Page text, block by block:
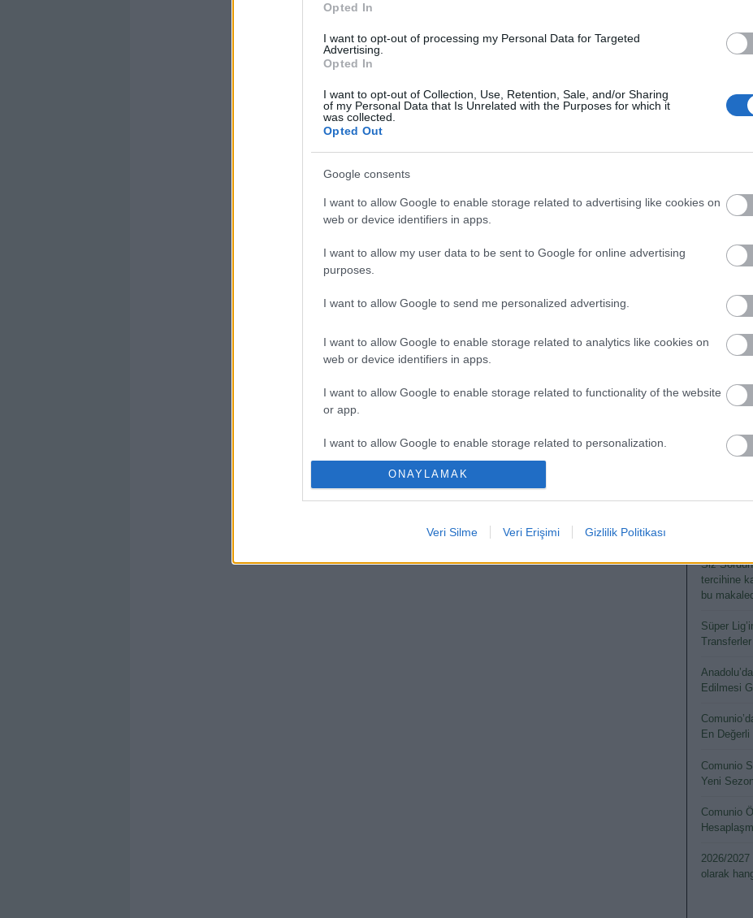
Opted In
I want to opt-out of processing my Personal Data for Targeted
Advertising.
Opted In
I want to opt-out of Collection, Use, Retention, Sale, and/or Sharing
of my Personal Data that Is Unrelated with the Purposes for which it
was collected.
Opted Out
Google consents
I want to allow Google to enable storage related to advertising like cookies on
web or device identifiers in apps.
I want to allow my user data to be sent to Google for online advertising
purposes.
I want to allow Google to send me personalized advertising.
I want to allow Google to enable storage related to analytics like cookies on
web or device identifiers in apps.
I want to allow Google to enable storage related to functionality of the website
or app.
I want to allow Google to enable storage related to personalization.
I want to allow Google to enable storage related to security, including
authentication functionality and fraud prevention, and other user protection.
ONAYLAMAK
Veri Silme Veri Erişimi Gizlilik Politikası
EN YENİ
Düşük
Ya
Büyük
Siz
tercihine
bu
Süper
Edilmesi
En Değerli
Comunio
Yeni
Comunio
2026/
olarak